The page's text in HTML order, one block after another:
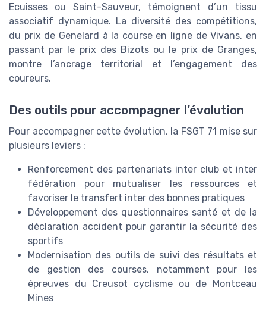
Ecuisses ou Saint-Sauveur, témoignent d’un tissu
associatif dynamique. La diversité des compétitions,
du prix de Genelard à la course en ligne de Vivans, en
passant par le prix des Bizots ou le prix de Granges,
montre l’ancrage territorial et l’engagement des
coureurs.
Des outils pour accompagner l’évolution
Pour accompagner cette évolution, la FSGT 71 mise sur
plusieurs leviers :
Renforcement des partenariats inter club et inter
fédération pour mutualiser les ressources et
favoriser le transfert inter des bonnes pratiques
Développement des questionnaires santé et de la
déclaration accident pour garantir la sécurité des
sportifs
Modernisation des outils de suivi des résultats et
de gestion des courses, notamment pour les
épreuves du Creusot cyclisme ou de Montceau
Mines